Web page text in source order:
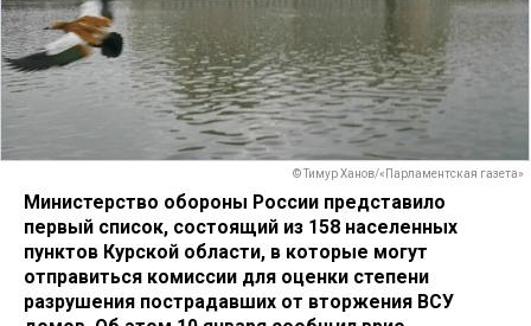
© Тимур Ханов/«Парламентская газета»
Министерство обороны России представило
первый список, состоящий из 158 населенных
пунктов Курской области, в которые могут
отправиться комиссии для оценки степени
разрушения пострадавших от вторжения ВСУ